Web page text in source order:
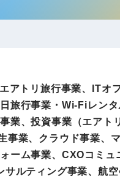
アトリ旅行事業、ITオ
旅行事業・Wi-Fiレンタ
業、投資事業（エアト
事業、クラウド事業、
ーム事業、CXOコミュ
サルティング事業、航